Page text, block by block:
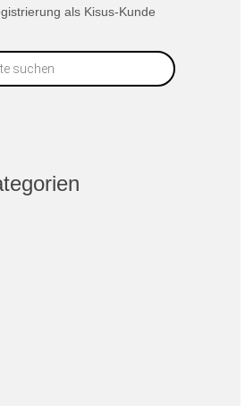
als Kisus-Kunde